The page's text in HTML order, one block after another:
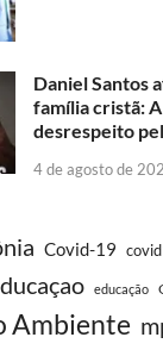
Daniel Santos
família cristã:
desrespeito
4 de agosto de
Covid-19
educação
Ambiente